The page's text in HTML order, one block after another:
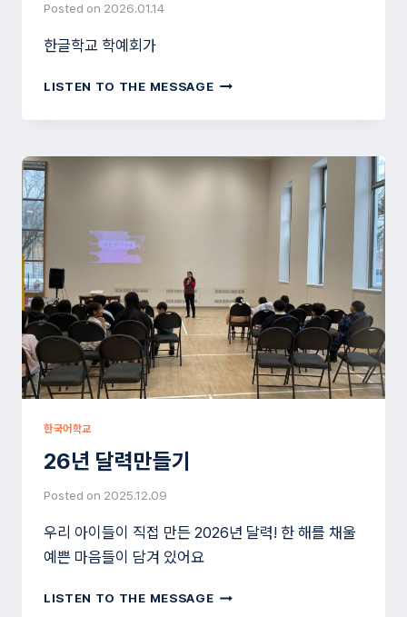
Posted on 2026.01.14
한글학교 학예회가
LISTEN TO THE MESSAGE한
학
학
예
한국어학교
26년 달력만들기
Posted on 2025.12.09
우리 아이들이 직접 만든 2026년 달력! 한 해를 채울
예쁜 마음들이 담겨 있어요
LISTEN TO THE MESSAGE26